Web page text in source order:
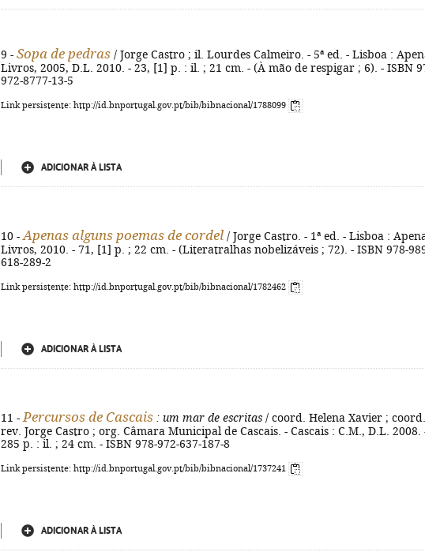
9 - Sopa de pedras / Jorge Castro ; il. Lourdes Calmeiro. - 5ª ed. - Lisboa :
Livros, 2005, D.L. 2010. - 23, [1] p. : il. ; 21 cm. - (À mão de respigar ; 6). - ISBN
972-8777-13-5
Link persistente: http://id.bnportugal.gov.pt/bib/bibnacional/1788099
ADICIONAR À LISTA
10 - Apenas alguns poemas de cordel / Jorge Castro. - 1ª ed. - Lisboa :
Livros, 2010. - 71, [1] p. ; 22 cm. - (Literatralhas nobelizáveis ; 72). - ISBN 978-
618-289-2
Link persistente: http://id.bnportugal.gov.pt/bib/bibnacional/1782462
ADICIONAR À LISTA
11 - Percursos de Cascais : um mar de escritas / coord. Helena Xavier ; coord.
rev. Jorge Castro ; org. Câmara Municipal de Cascais. - Cascais : C.M., D.L. 2008.
285 p. : il. ; 24 cm. - ISBN 978-972-637-187-8
Link persistente: http://id.bnportugal.gov.pt/bib/bibnacional/1737241
ADICIONAR À LISTA